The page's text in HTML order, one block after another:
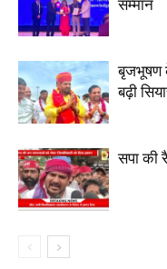
सम्मान
बृजभूषण
बढ़ी
सपा की